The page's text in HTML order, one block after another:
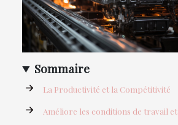
Sommaire
La Productivité et la Compétitivité
Améliore les conditions de travail